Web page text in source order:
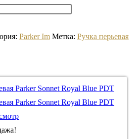
Parker Im Метка: Ручка перьевая